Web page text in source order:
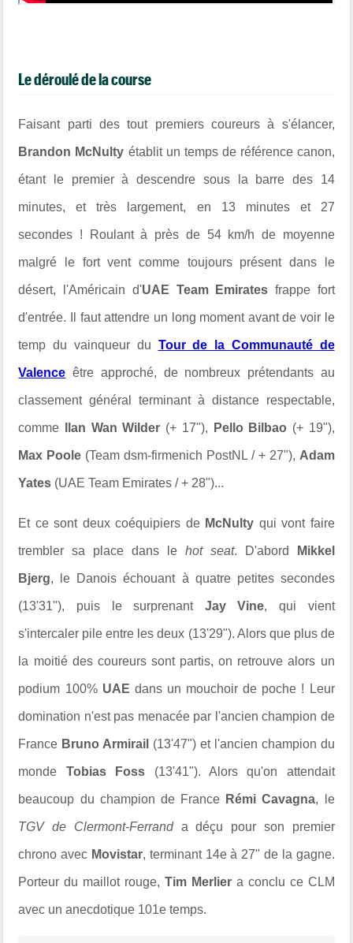
Le déroulé de la course
Faisant parti des tout premiers coureurs à s'élancer,
Brandon McNulty établit un temps de référence canon,
étant le premier à descendre sous la barre des 14
minutes, et très largement, en 13 minutes et 27
secondes ! Roulant à près de 54 km/h de moyenne
malgré le fort vent comme toujours présent dans le
désert, l'Américain d'UAE Team Emirates frappe fort
d'entrée. Il faut attendre un long moment avant de voir le
temp du vainqueur du Tour de la Communauté de
Valence être approché, de nombreux prétendants au
classement général terminant à distance respectable,
comme Ilan Wan Wilder (+ 17"), Pello Bilbao (+ 19"),
Max Poole (Team dsm-firmenich PostNL / + 27"), Adam
Yates (UAE Team Emirates / + 28")...
Et ce sont deux coéquipiers de McNulty qui vont faire
trembler sa place dans le hot seat. D'abord Mikkel
Bjerg, le Danois échouant à quatre petites secondes
(13'31"), puis le surprenant Jay Vine, qui vient
s'intercaler pile entre les deux (13'29"). Alors que plus de
la moitié des coureurs sont partis, on retrouve alors un
podium 100% UAE dans un mouchoir de poche ! Leur
domination n'est pas menacée par l'ancien champion de
France Bruno Armirail (13'47") et l'ancien champion du
monde Tobias Foss (13'41"). Alors qu'on attendait
beaucoup du champion de France Rémi Cavagna, le
TGV de Clermont-Ferranda déçu pour son premier
chrono avec Movistar, terminant 14e à 27" de la gagne.
Porteur du maillot rouge,Tim Merliera conclu ce CLM
avec un anecdotique 101e temps.